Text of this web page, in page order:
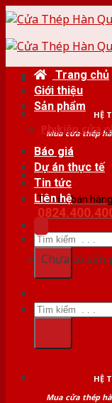
Skip
content
HỆ
Mua cửa thép
Tư vấn bán hàng
Tìm
kiếm:
Trang chủ
Giới thiệu
Sản phẩm
Phụ kiện cửa
Báo giá
Dự án thực tế
Tin tức
Liên hệ
Chưa có sản
Tìm
kiếm:
HỆ
Mua cửa thép